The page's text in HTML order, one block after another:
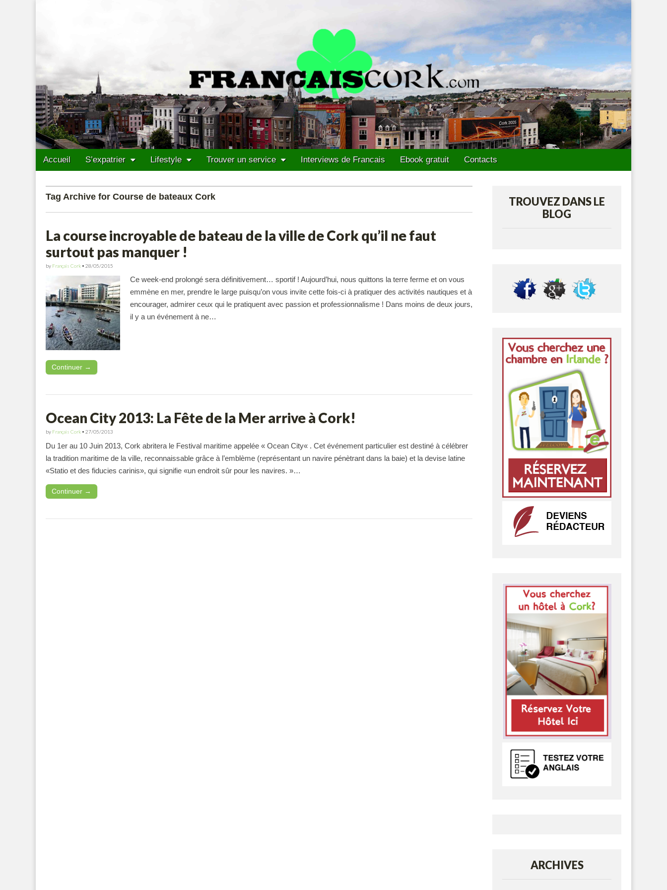
Main menu
Skip to content
Accueil S’expatrier Lifestyle Trouver un service Interviews de Francais Ebook gratuit Contacts
Tag Archive for Course de bateaux Cork
La course incroyable de bateau de la ville de Cork qu’il ne faut
surtout pas manquer !
by Français Cork • 28/05/2015
Ce week-end prolongé sera définitivement… sportif ! Aujourd’hui, nous quittons la terre ferme et on vous
emmène en mer, prendre le large puisqu’on vous invite cette fois-ci à pratiquer des activités nautiques et à
encourager, admirer ceux qui le pratiquent avec passion et professionnalisme ! Dans moins de deux jours,
il y a un événement à ne…
Continuer →
Ocean City 2013: La Fête de la Mer arrive à Cork!
by Français Cork • 27/05/2013
Du 1er au 10 Juin 2013, Cork abritera le Festival maritime appelée « Ocean City« . Cet événement particulier est destiné à célébrer
la tradition maritime de la ville, reconnaissable grâce à l’emblème (représentant un navire pénètrant dans la baie) et la devise latine
«Statio et des fiducies carinis», qui signifie «un endroit sûr pour les navires. »…
Continuer →
TROUVEZ DANS LE
BLOG
ARCHIVES